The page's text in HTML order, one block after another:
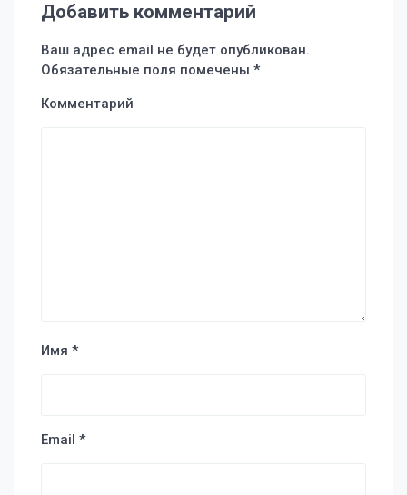
Добавить комментарий
Ваш адрес email не будет опубликован.
Обязательные поля помечены *
Комментарий
Имя *
Email *